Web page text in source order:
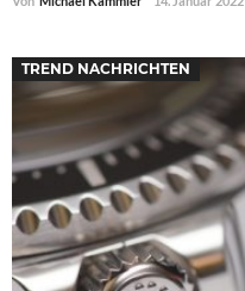
TREND NACHRICHTEN